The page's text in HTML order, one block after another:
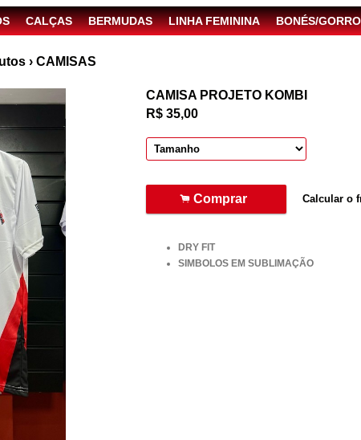
CALÇAS BERMUDAS LINHA FEMININA BONÉS/
› CAMISAS
CAMISA PROJETO KOMBI
R$ 35,00
.Comprar Calcular o
DRY FIT
SIMBOLOS EM SUBLIMAÇÃO